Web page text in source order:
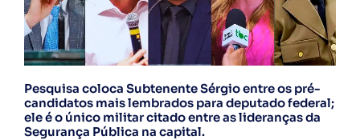
Pesquisa coloca Subtenente Sérgio entre os pré-
candidatos mais lembrados para deputado federal;
ele é o único militar citado entre as lideranças da
Segurança Pública na capital.